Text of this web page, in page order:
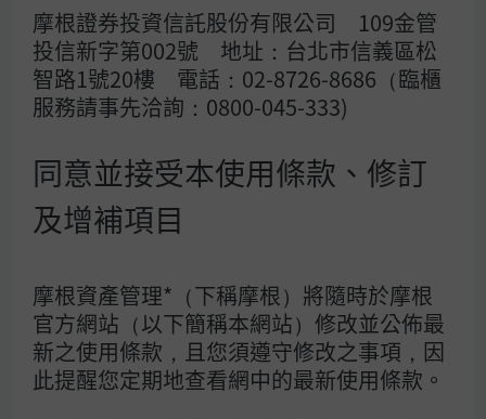
摩根證券投資信託股份有限公司 109金管
投信新字第002號 地址：台北市信義區松
智路1號20樓 電話：02-8726-8686（臨櫃
服務請事先洽詢：0800-045-333)
同意並接受本使用條款、修訂
及增補項目
摩根資產管理*（下稱摩根）將隨時於摩根
官方網站（以下簡稱本網站）修改並公佈最
新之使用條款，且您須遵守修改之事項，因
此提醒您定期地查看網中的最新使用條款。
「摩根」為J.P. Morgan Asset Management於台
灣事業體之行銷名稱。摩根所作任何投資意見與市
場分析結果，係依據資料製作當時情況進行判斷，
惟可能因市場變化而更動，投資標的之價格與收益
亦將隨時變動。基金經金管會核准或同意生效，惟
不表示絕無風險。基金經理公司以往之經理績效不
現；基金經理公司除盡善良管理人之注意義務外，
不負責本基金之盈虧，亦不保證最低之收益。本文
提及之經濟走勢預測不必然代表本基金之績效，本
基金投資風險請詳閱基金公開說明書。此外，匯率
走勢亦可能影響所投資之海外資產而使資產價值變
可能低於已開發國家，而使資產價值受不同程度影
響，投資人申購前應詳閱基金公開說明書。有關基
金應負擔之費用（境外基金含分銷費用）已揭露於
基金之公開說明書或投資人須知，本公司及銷售機
構均備有公開說明書（或中譯本）或投資人須知，
投資人亦可至境外基金資訊觀測站或公開資訊觀測